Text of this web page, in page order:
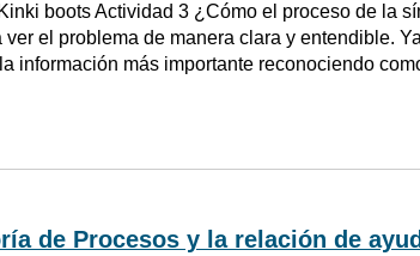
Kinki boots Actividad 3 ¿Cómo el proceso de la
ver el problema de manera clara y entendible.
información más importante reconociendo
de Procesos y la relación de